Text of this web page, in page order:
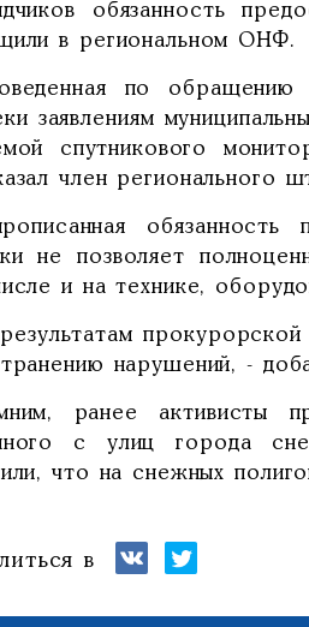
обязанность
в региональном ОНФ.
по обращению
заявлениям
спутникового
член регионального
обязанность
не позволяет
и на технике,
прокурорской
нарушений, -
ранее активисты
с улиц города
что на снежных
в